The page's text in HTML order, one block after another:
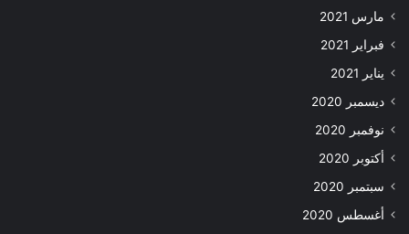
مارس 2021
فبراير 2021
يناير 2021
ديسمبر 2020
نوفمبر 2020
أكتوبر 2020
سبتمبر 2020
أغسطس 2020